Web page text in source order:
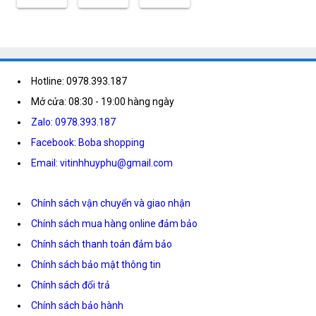
Hotline: 0978.393.187
Mở cửa: 08:30 - 19:00 hàng ngày
Zalo: 0978.393.187
Facebook: Boba shopping
Email: vitinhhuyphu@gmail.com
Chính sách vận chuyển và giao nhận
Chính sách mua hàng online đảm bảo
Chính sách thanh toán đảm bảo
Chính sách bảo mật thông tin
Chính sách đổi trả
Chính sách bảo hành